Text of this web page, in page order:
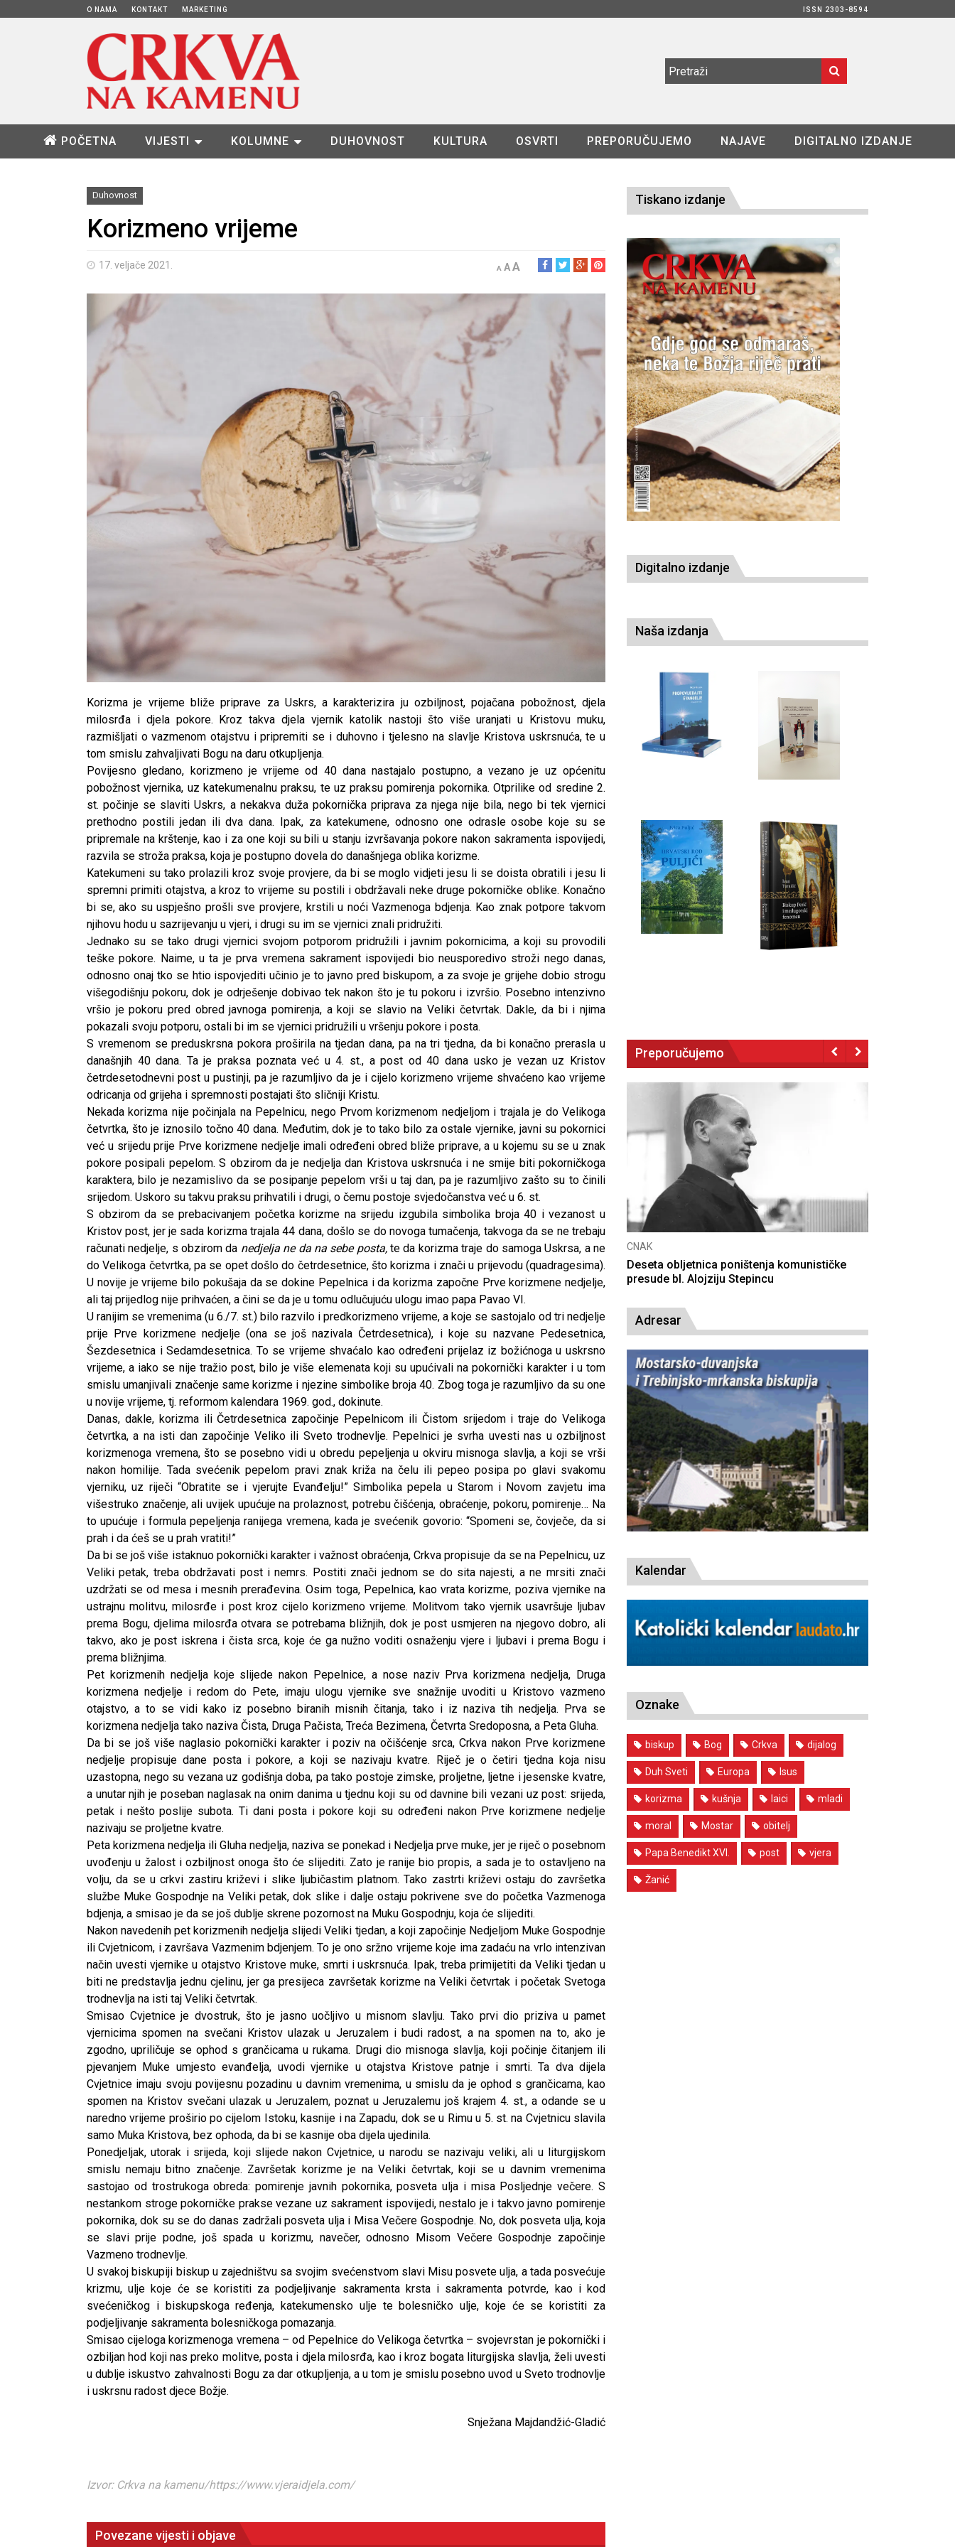
O NAMA KONTAKT MARKETING ISSN 2303-8594
POČETNA VIJESTI KOLUMNE DUHOVNOST KULTURA OSVRTI PREPORUČUJEMO NAJAVE DIGITALNO IZDANJE
Duhovnost
Korizmeno vrijeme
17. veljače 2021. A AA
Korizma je vrijeme bliže priprave za Uskrs, a karakterizira ju ozbiljnost, pojačana pobožnost, djela
milosrđa i djela pokore. Kroz takva djela vjernik katolik nastoji što više uranjati u Kristovu muku,
razmišljati o vazmenom otajstvu i pripremiti se i duhovno i tjelesno na slavlje Kristova uskrsnuća, te u
tom smislu zahvaljivati Bogu na daru otkupljenja.
Povijesno gledano, korizmeno je vrijeme od 40 dana nastajalo postupno, a vezano je uz općenitu
pobožnost vjernika, uz katekumenalnu praksu, te uz praksu pomirenja pokornika. Otprilike od sredine 2.
st. počinje se slaviti Uskrs, a nekakva duža pokornička priprava za njega nije bila, nego bi tek vjernici
prethodno postili jedan ili dva dana. Ipak, za katekumene, odnosno one odrasle osobe koje su se
pripremale na krštenje, kao i za one koji su bili u stanju izvršavanja pokore nakon sakramenta ispovijedi,
razvila se stroža praksa, koja je postupno dovela do današnjega oblika korizme.
Katekumeni su tako prolazili kroz svoje provjere, da bi se moglo vidjeti jesu li se doista obratili i jesu li
spremni primiti otajstva, a kroz to vrijeme su postili i obdržavali neke druge pokorničke oblike. Konačno
bi se, ako su uspješno prošli sve provjere, krstili u noći Vazmenoga bdjenja. Kao znak potpore takvom
njihovu hodu u sazrijevanju u vjeri, i drugi su im se vjernici znali pridružiti.
Jednako su se tako drugi vjernici svojom potporom pridružili i javnim pokornicima, a koji su provodili
teške pokore. Naime, u ta je prva vremena sakrament ispovijedi bio neusporedivo stroži nego danas,
odnosno onaj tko se htio ispovjediti učinio je to javno pred biskupom, a za svoje je grijehe dobio strogu
višegodišnju pokoru, dok je odrješenje dobivao tek nakon što je tu pokoru i izvršio. Posebno intenzivno
vršio je pokoru pred obred javnoga pomirenja, a koji se slavio na Veliki četvrtak. Dakle, da bi i njima
pokazali svoju potporu, ostali bi im se vjernici pridružili u vršenju pokore i posta.
S vremenom se preduskrsna pokora proširila na tjedan dana, pa na tri tjedna, da bi konačno prerasla u
današnjih 40 dana. Ta je praksa poznata već u 4. st., a post od 40 dana usko je vezan uz Kristov
četrdesetodnevni post u pustinji, pa je razumljivo da je i cijelo korizmeno vrijeme shvaćeno kao vrijeme
odricanja od grijeha i spremnosti postajati što sličniji Kristu.
Nekada korizma nije počinjala na Pepelnicu, nego Prvom korizmenom nedjeljom i trajala je do Velikoga
četvrtka, što je iznosilo točno 40 dana. Međutim, dok je to tako bilo za ostale vjernike, javni su pokornici
već u srijedu prije Prve korizmene nedjelje imali određeni obred bliže priprave, a u kojemu su se u znak
pokore posipali pepelom. S obzirom da je nedjelja dan Kristova uskrsnuća i ne smije biti pokorničkoga
karaktera, bilo je nezamislivo da se posipanje pepelom vrši u taj dan, pa je razumljivo zašto su to činili
srijedom. Uskoro su takvu praksu prihvatili i drugi, o čemu postoje svjedočanstva već u 6. st.
S obzirom da se prebacivanjem početka korizme na srijedu izgubila simbolika broja 40 i vezanost u
Kristov post, jer je sada korizma trajala 44 dana, došlo se do novoga tumačenja, takvoga da se ne trebaju
računati nedjelje, s obzirom da nedjelja ne da na sebe posta,te da korizma traje do samoga Uskrsa, a ne
do Velikoga četvrtka, pa se opet došlo do četrdesetnice, što korizma i znači u prijevodu (quadragesima).
U novije je vrijeme bilo pokušaja da se dokine Pepelnica i da korizma započne Prve korizmene nedjelje,
ali taj prijedlog nije prihvaćen, a čini se da je u tomu odlučujuću ulogu imao papa Pavao VI.
U ranijim se vremenima (u 6./7. st.) bilo razvilo i predkorizmeno vrijeme, a koje se sastojalo od tri nedjelje
prije Prve korizmene nedjelje (ona se još nazivala Četrdesetnica), i koje su nazvane Pedesetnica,
Šezdesetnica i Sedamdesetnica. To se vrijeme shvaćalo kao određeni prijelaz iz božićnoga u uskrsno
vrijeme, a iako se nije tražio post, bilo je više elemenata koji su upućivali na pokornički karakter i u tom
smislu umanjivali značenje same korizme i njezine simbolike broja 40. Zbog toga je razumljivo da su one
u novije vrijeme, tj. reformom kalendara 1969. god., dokinute.
Danas, dakle, korizma ili Četrdesetnica započinje Pepelnicom ili Čistom srijedom i traje do Velikoga
četvrtka, a na isti dan započinje Veliko ili Sveto trodnevlje. Pepelnici je svrha uvesti nas u ozbiljnost
korizmenoga vremena, što se posebno vidi u obredu pepeljenja u okviru misnoga slavlja, a koji se vrši
nakon homilije. Tada svećenik pepelom pravi znak križa na čelu ili pepeo posipa po glavi svakomu
vjerniku, uz riječi “Obratite se i vjerujte Evanđelju!” Simbolika pepela u Starom i Novom zavjetu ima
višestruko značenje, ali uvijek upućuje na prolaznost, potrebu čišćenja, obraćenje, pokoru, pomirenje… Na
to upućuje i formula pepeljenja ranijega vremena, kada je svećenik govorio: “Spomeni se, čovječe, da si
prah i da ćeš se u prah vratiti!”
Da bi se još više istaknuo pokornički karakter i važnost obraćenja, Crkva propisuje da se na Pepelnicu, uz
Veliki petak, treba obdržavati post i nemrs. Postiti znači jednom se do sita najesti, a ne mrsiti znači
uzdržati se od mesa i mesnih prerađevina. Osim toga, Pepelnica, kao vrata korizme, poziva vjernike na
ustrajnu molitvu, milosrđe i post kroz cijelo korizmeno vrijeme. Molitvom tako vjernik usavršuje ljubav
prema Bogu, djelima milosrđa otvara se potrebama bližnjih, dok je post usmjeren na njegovo dobro, ali
takvo, ako je post iskrena i čista srca, koje će ga nužno voditi osnaženju vjere i ljubavi i prema Bogu i
prema bližnjima.
Pet korizmenih nedjelja koje slijede nakon Pepelnice, a nose naziv Prva korizmena nedjelja, Druga
korizmena nedjelje i redom do Pete, imaju ulogu vjernike sve snažnije uvoditi u Kristovo vazmeno
otajstvo, a to se vidi kako iz posebno biranih misnih čitanja, tako i iz naziva tih nedjelja. Prva se
korizmena nedjelja tako naziva Čista, Druga Pačista, Treća Bezimena, Četvrta Sredoposna, a Peta Gluha.
Da bi se još više naglasio pokornički karakter i poziv na očišćenje srca, Crkva nakon Prve korizmene
nedjelje propisuje dane posta i pokore, a koji se nazivaju kvatre. Riječ je o četiri tjedna koja nisu
uzastopna, nego su vezana uz godišnja doba, pa tako postoje zimske, proljetne, ljetne i jesenske kvatre,
a unutar njih je poseban naglasak na onim danima u tjednu koji su od davnine bili vezani uz post: srijeda,
petak i nešto poslije subota. Ti dani posta i pokore koji su određeni nakon Prve korizmene nedjelje
nazivaju se proljetne kvatre.
Peta korizmena nedjelja ili Gluha nedjelja, naziva se ponekad i Nedjelja prve muke, jer je riječ o posebnom
uvođenju u žalost i ozbiljnost onoga što će slijediti. Zato je ranije bio propis, a sada je to ostavljeno na
volju, da se u crkvi zastiru križevi i slike ljubičastim platnom. Tako zastrti križevi ostaju do završetka
službe Muke Gospodnje na Veliki petak, dok slike i dalje ostaju pokrivene sve do početka Vazmenoga
bdjenja, a smisao je da se još dublje skrene pozornost na Muku Gospodnju, koja će slijediti.
Nakon navedenih pet korizmenih nedjelja slijedi Veliki tjedan, a koji započinje Nedjeljom Muke Gospodnje
ili Cvjetnicom, i završava Vazmenim bdjenjem. To je ono sržno vrijeme koje ima zadaću na vrlo intenzivan
način uvesti vjernike u otajstvo Kristove muke, smrti i uskrsnuća. Ipak, treba primijetiti da Veliki tjedan u
biti ne predstavlja jednu cjelinu, jer ga presijeca završetak korizme na Veliki četvrtak i početak Svetoga
trodnevlja na isti taj Veliki četvrtak.
Smisao Cvjetnice je dvostruk, što je jasno uočljivo u misnom slavlju. Tako prvi dio priziva u pamet
vjernicima spomen na svečani Kristov ulazak u Jeruzalem i budi radost, a na spomen na to, ako je
zgodno, upriličuje se ophod s grančicama u rukama. Drugi dio misnoga slavlja, koji počinje čitanjem ili
pjevanjem Muke umjesto evanđelja, uvodi vjernike u otajstva Kristove patnje i smrti. Ta dva dijela
Cvjetnice imaju svoju povijesnu pozadinu u davnim vremenima, u smislu da je ophod s grančicama, kao
spomen na Kristov svečani ulazak u Jeruzalem, poznat u Jeruzalemu još krajem 4. st., a odande se u
naredno vrijeme proširio po cijelom Istoku, kasnije i na Zapadu, dok se u Rimu u 5. st. na Cvjetnicu slavila
samo Muka Kristova, bez ophoda, da bi se kasnije oba dijela ujedinila.
Ponedjeljak, utorak i srijeda, koji slijede nakon Cvjetnice, u narodu se nazivaju veliki, ali u liturgijskom
smislu nemaju bitno značenje. Završetak korizme je na Veliki četvrtak, koji se u davnim vremenima
sastojao od trostrukoga obreda: pomirenje javnih pokornika, posveta ulja i misa Posljednje večere. S
nestankom stroge pokorničke prakse vezane uz sakrament ispovijedi, nestalo je i takvo javno pomirenje
pokornika, dok su se do danas zadržali posveta ulja i Misa Večere Gospodnje. No, dok posveta ulja, koja
se slavi prije podne, još spada u korizmu, navečer, odnosno Misom Večere Gospodnje započinje
Vazmeno trodnevlje.
U svakoj biskupiji biskup u zajedništvu sa svojim svećenstvom slavi Misu posvete ulja, a tada posvećuje
krizmu, ulje koje će se koristiti za podjeljivanje sakramenta krsta i sakramenta potvrde, kao i kod
svećeničkog i biskupskoga ređenja, katekumensko ulje te bolesničko ulje, koje će se koristiti za
podjeljivanje sakramenta bolesničkoga pomazanja.
Smisao cijeloga korizmenoga vremena – od Pepelnice do Velikoga četvrtka – svojevrstan je pokornički i
ozbiljan hod koji nas preko molitve, posta i djela milosrđa, kao i kroz bogata liturgijska slavlja, želi uvesti
u dublje iskustvo zahvalnosti Bogu za dar otkupljenja, a u tom je smislu posebno uvod u Sveto trodnovlje
i uskrsnu radost djece Božje.
Snježana Majdandžić-Gladić
Izvor: Crkva na kamenu/https://www.vjeraidjela.com/
Povezane vijesti i objave
Tiskano izdanje
Digitalno izdanje
Naša izdanja
Preporučujemo
CNAK
Kad se nasilje pretvara u optužnicu
CNAK
Smrtovdan nadbiskupa Petra Čule
CNAK
Deseta obljetnica poništenja komunističke
presude bl. Alojziju Stepincu
Adresar
Kalendar
Oznake
biskup Bog Crkva dijalog
Duh Sveti Europa Isus
korizma kušnja laici mladi
moral Mostar obitelj
Papa Benedikt XVI. post vjera
Žanić